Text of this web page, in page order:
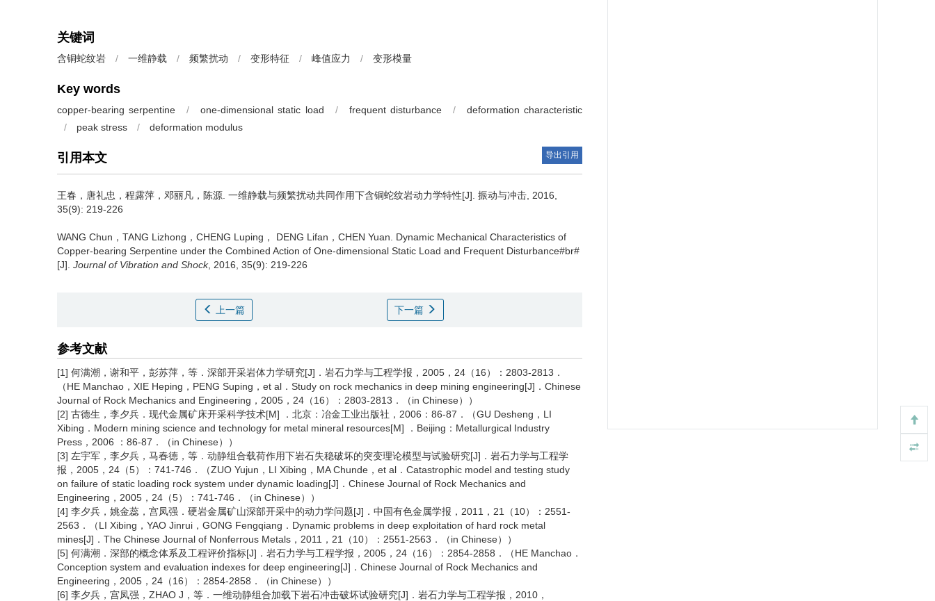
关键词
含铜蛇纹岩 / 一维静载 / 频繁扰动 / 变形特征 / 峰值应力 / 变形模量
Key words
copper-bearing serpentine / one-dimensional static load / frequent disturbance /
deformation characteristic
/
peak stress / deformation modulus
引用本文 导出引用
王春，唐礼忠，程露萍，邓丽凡，陈源. 一维静载与频繁扰动共同作用下含铜蛇纹岩动力学特性[J]. 振动与冲击, 2016,
35(9): 219-226
WANG Chun，TANG Lizhong，CHENG Luping， DENG Lifan，CHEN Yuan. Dynamic Mechanical Characteristics of
Copper-bearing Serpentine under the Combined Action of One-dimensional Static Load and Frequent Disturbance#br#
[J]. Journal of Vibration and Shock, 2016, 35(9): 219-226
上一篇 下一篇
参考文献
[1] 何满潮，谢和平，彭苏萍，等．深部开采岩体力学研究[J]．岩石力学与工程学报，2005，24（16）：2803-2813．
（HE Manchao，XIE Heping，PENG Suping，et al．Study on rock mechanics in deep mining engineering[J]．Chinese
Journal of Rock Mechanics and Engineering，2005，24（16）：2803-2813．（in Chinese））
[2] 古德生，李夕兵．现代金属矿床开采科学技术[M] ．北京：冶金工业出版社，2006：86-87．（GU Desheng，LI
Xibing．Modern mining science and technology for metal mineral resources[M] ．Beijing：Metallurgical Industry
Press，2006 ：86-87．（in Chinese））
[3] 左宇军，李夕兵，马春德，等．动静组合载荷作用下岩石失稳破坏的突变理论模型与试验研究[J]．岩石力学与工程学
报，2005，24（5）：741-746．（ZUO Yujun，LI Xibing，MA Chunde，et al．Catastrophic model and testing study
on failure of static loading rock system under dynamic loading[J]．Chinese Journal of Rock Mechanics and
Engineering，2005，24（5）：741-746．（in Chinese））
[4] 李夕兵，姚金蕊，宫凤强．硬岩金属矿山深部开采中的动力学问题[J]．中国有色金属学报，2011，21（10）：2551-
2563．（LI Xibing，YAO Jinrui，GONG Fengqiang．Dynamic problems in deep exploitation of hard rock metal
mines[J]．The Chinese Journal of Nonferrous Metals，2011，21（10）：2551-2563．（in Chinese））
[5] 何满潮．深部的概念体系及工程评价指标[J]．岩石力学与工程学报，2005，24（16）：2854-2858．（HE Manchao．
Conception system and evaluation indexes for deep engineering[J]．Chinese Journal of Rock Mechanics and
Engineering，2005，24（16）：2854-2858．（in Chinese））
[6] 李夕兵，宫凤强，ZHAO J，等．一维动静组合加载下岩石冲击破坏试验研究[J]．岩石力学与工程学报，2010，